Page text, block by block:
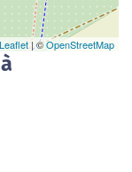
Leaflet| ©OpenStreetMap